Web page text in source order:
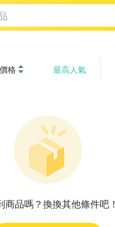
價格 最高人氣
商品嗎？換換其他條件吧！